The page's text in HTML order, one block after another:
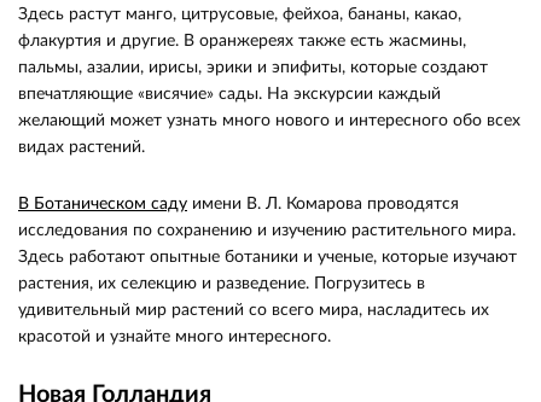
Здесь растут манго, цитрусовые, фейхоа, бананы, какао,
флакуртия и другие. В оранжереях также есть жасмины,
пальмы, азалии, ирисы, эрики и эпифиты, которые создают
впечатляющие «висячие» сады. На экскурсии каждый
желающий может узнать много нового и интересного обо всех
видах растений.
В Ботаническом саду имени В. Л. Комарова проводятся
исследования по сохранению и изучению растительного мира.
Здесь работают опытные ботаники и ученые, которые изучают
растения, их селекцию и разведение. Погрузитесь в
удивительный мир растений со всего мира, насладитесь их
красотой и узнайте много интересного.
Новая Голландия